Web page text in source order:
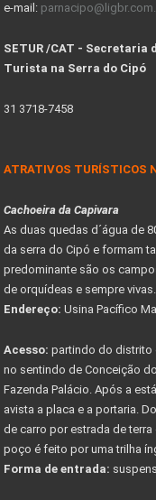
e-mail:
SETUR /CAT - Secretaria
Turista na Serra do Cipó
31 3718-7458
ATRATIVOS TURÍSTICOS
Cachoeira da Capivara
As duas quedas d´água de
da serra do Cipó e formam
predominante são os
de orquídeas e sempre vivas.
Endereço: Usina Pacífico
Acesso: partindo do distrito
no sentindo de Conceição
Fazenda Palácio. Após a
avista a placa e a portaria.
de carro por estrada de
poço é feito por uma trilha
Forma de entrada: